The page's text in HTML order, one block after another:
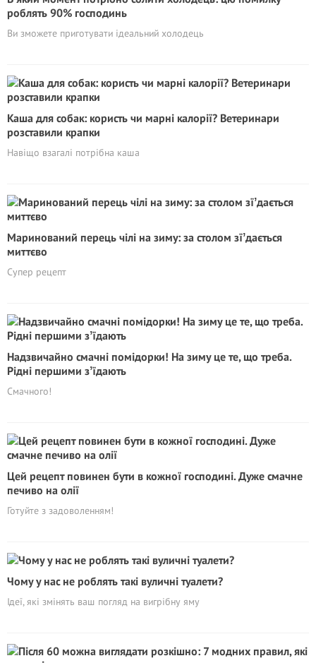
роблять 90% господинь
Ви зможете приготувати ідеальний холодець
Каша для собак: користь чи марні калорії? Ветеринари
розставили крапки
Навіщо взагалі потрібна каша
Маринований перець чілі на зиму: за столом зїʼдається
миттєво
Супер рецепт
Надзвичайно смачні помідорки! На зиму це те, що треба.
Рідні першими зʼїдають
Смачного!
Цей рецепт повинен бути в кожної господині. Дуже смачне
печиво на олії
Готуйте з задоволенням!
Чому у нас не роблять такі вуличні туалети?
Ідеї, які змінять ваш погляд на вигрібну яму